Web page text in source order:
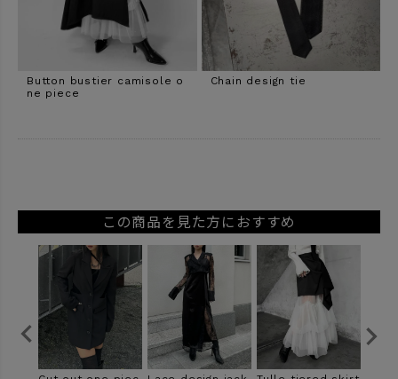
Button bustier camisole o
ne piece
Chain design tie
この商品を見た方におすすめ